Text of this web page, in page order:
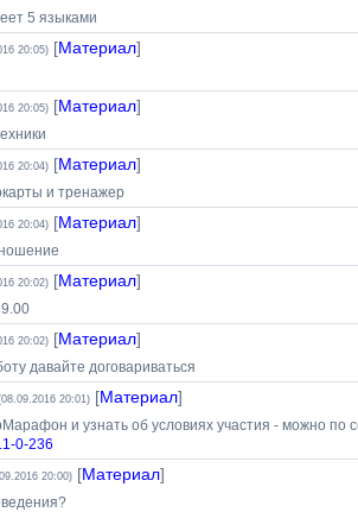
5 языками
20:05) [Материал]
20:05) [Материал]
20:04) [Материал]
и тренажер
20:04) [Материал]
20:02) [Материал]
20:02) [Материал]
давайте договариваться
20:01) [Материал]
и узнать об условиях участия - можно по
0-236
20:00) [Материал]